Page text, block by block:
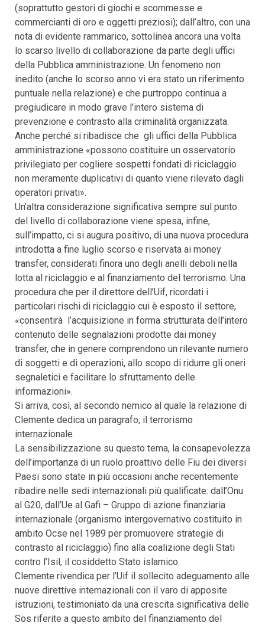
(soprattutto gestori di giochi e scommesse e
commercianti di oro e oggetti preziosi); dall’altro, con una
nota di evidente rammarico, sottolinea ancora una volta
lo scarso livello di collaborazione da parte degli uffici
della Pubblica amministrazione. Un fenomeno non
inedito (anche lo scorso anno vi era stato un riferimento
puntuale nella relazione) e che purtroppo continua a
pregiudicare in modo grave l’intero sistema di
prevenzione e contrasto alla criminalità organizzata.
Anche perché si ribadisce che gli uffici della Pubblica
amministrazione «possono costituire un osservatorio
privilegiato per cogliere sospetti fondati di riciclaggio
non meramente duplicativi di quanto viene rilevato dagli
operatori privati».
Un’altra considerazione significativa sempre sul punto
del livello di collaborazione viene spesa, infine,
sull’impatto, ci si augura positivo, di una nuova procedura
introdotta a fine luglio scorso e riservata ai money
transfer, considerati finora uno degli anelli deboli nella
lotta al riciclaggio e al finanziamento del terrorismo. Una
procedura che per il direttore dell’Uif, ricordati i
particolari rischi di riciclaggio cui è esposto il settore,
«consentirà l’acquisizione in forma strutturata dell’intero
contenuto delle segnalazioni prodotte dai money
transfer, che in genere comprendono un rilevante numero
di soggetti e di operazioni, allo scopo di ridurre gli oneri
segnaletici e facilitare lo sfruttamento delle
informazioni».
Si arriva, così, al secondo nemico al quale la relazione di
Clemente dedica un paragrafo, il terrorismo
internazionale.
La sensibilizzazione su questo tema, la consapevolezza
dell’importanza di un ruolo proattivo delle Fiu dei diversi
Paesi sono state in più occasioni anche recentemente
ribadire nelle sedi internazionali più qualificate: dall’Onu
al G20, dall’Ue al Gafi – Gruppo di azione finanziaria
internazionale (organismo intergovernativo costituito in
ambito Ocse nel 1989 per promuovere strategie di
contrasto al riciclaggio) fino alla coalizione degli Stati
contro l’Isil, il cosiddetto Stato islamico.
Clemente rivendica per l’Uif il sollecito adeguamento alle
nuove direttive internazionali con il varo di apposite
istruzioni, testimoniato da una crescita significativa delle
Sos riferite a questo ambito del finanziamento del